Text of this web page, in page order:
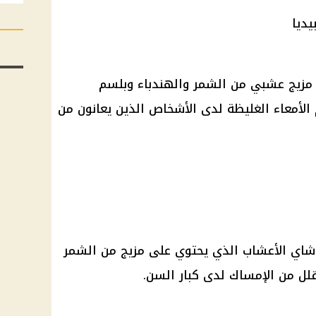
مزيج عشبي من الشمر والهندباء وبلسم
الأمعاء الغليظة لدى الأشخاص الذين يعانون من
شاي الأعشاب الذي يحتوي على مزيج من الشمر